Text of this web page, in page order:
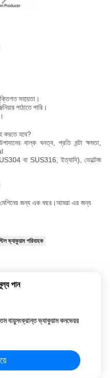
সহায়তা।
পাঠাতে পারি।
করতে হবে?
বাল্ক ঘনত্ব, প্রতি ঘন্টা ক্ষমতা,
বা SUS316, ইত্যাদি), ভোল্টেজ
জন্য এক বছর।আমরা এর জন্য
ভ্যাকুয়াম পরিবাহক
পান
বায়ুসংক্রান্ত ভ্যাকুয়াম কনভেয়র